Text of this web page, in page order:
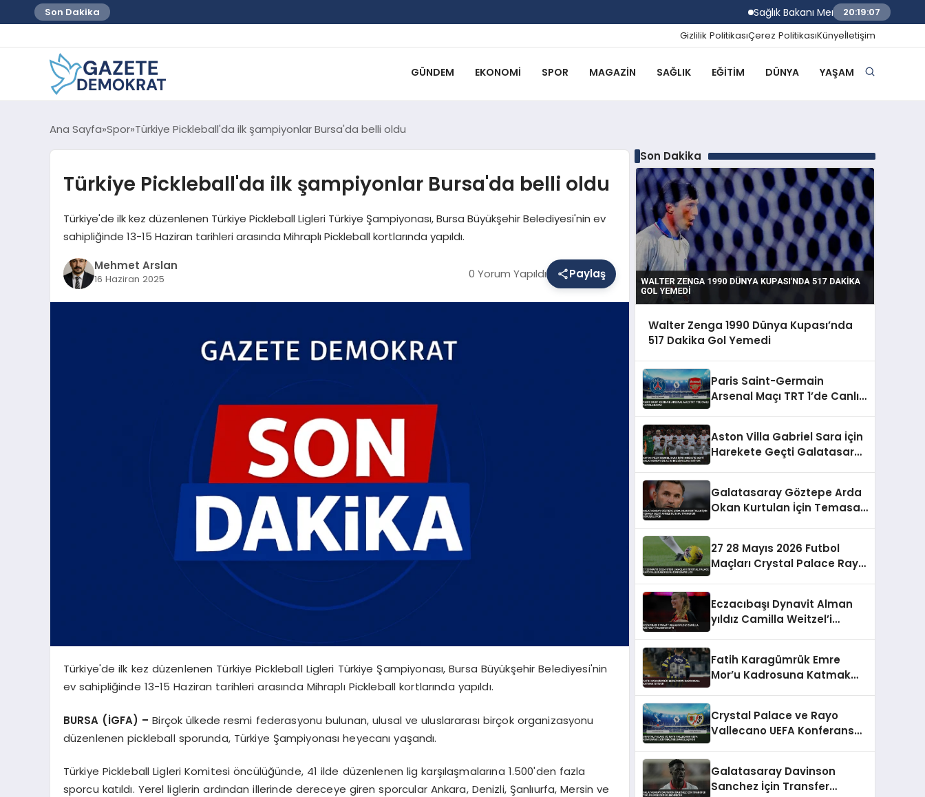
Son Dakika Sağlık Bakanı Memişoğlu İzmir Biyotıp
20:19:08
Gizlilik PolitikasıÇerez PolitikasıKünyeİletişim
GÜNDEM EKONOMI SPOR MAGAZIN SAĞLIK EĞITIM DÜNYA YAŞAM
Ana Sayfa Spor Türkiye Pickleball'da ilk şampiyonlar Bursa'da belli oldu
Türkiye Pickleball'da ilk şampiyonlar Bursa'da belli oldu
Türkiye'de ilk kez düzenlenen Türkiye Pickleball Ligleri Türkiye Şampiyonası, Bursa Büyükşehir Belediyesi'nin ev
sahipliğinde 13-15 Haziran tarihleri arasında Mihraplı Pickleball kortlarında yapıldı.
Mehmet Arslan
16 Haziran 2025 0 Yorum Yapıldı Paylaş
Türkiye'de ilk kez düzenlenen Türkiye Pickleball Ligleri Türkiye Şampiyonası, Bursa Büyükşehir Belediyesi'nin
ev sahipliğinde 13-15 Haziran tarihleri arasında Mihraplı Pickleball kortlarında yapıldı.
BURSA (İGFA) –Birçok ülkede resmi federasyonu bulunan, ulusal ve uluslararası birçok organizasyonu
düzenlenen pickleball sporunda, Türkiye Şampiyonası heyecanı yaşandı.
Türkiye Pickleball Ligleri Komitesi öncülüğünde, 41 ilde düzenlenen lig karşılaşmalarına 1.500'den fazla
sporcu katıldı. Yerel liglerin ardından illerinde dereceye giren sporcular Ankara, Denizli, Şanlıurfa, Mersin ve
Son Dakika
Walter Zenga 1990 Dünya Kupası’nda
517 Dakika Gol Yemedi
Paris Saint-Germain
Arsenal Maçı TRT 1’de Canlı
Aston Villa Gabriel Sara İçin
Harekete Geçti Galatasaray
Galatasaray Göztepe Arda
Okan Kurtulan İçin Temasa
27 28 Mayıs 2026 Futbol
Maçları Crystal Palace Rayo
Eczacıbaşı Dynavit Alman
yıldız Camilla Weitzel’i
Fatih Karagümrük Emre
Mor’u Kadrosuna Katmak
Crystal Palace ve Rayo
Vallecano UEFA Konferans
Galatasaray Davinson
Sanchez İçin Transfer